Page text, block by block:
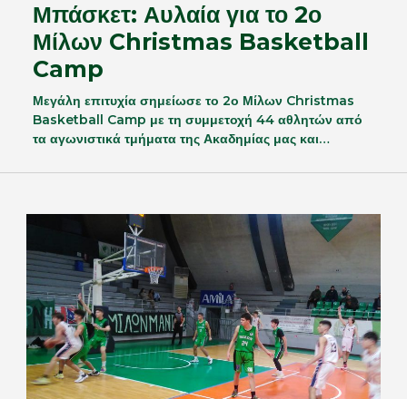
Μπάσκετ: Αυλαία για το 2ο
Μίλων Christmas Basketball
Camp
Μεγάλη επιτυχία σημείωσε το 2ο Μίλων Christmas
Basketball Camp με τη συμμετοχή 44 αθλητών από
τα αγωνιστικά τμήματα της Ακαδημίας μας και…